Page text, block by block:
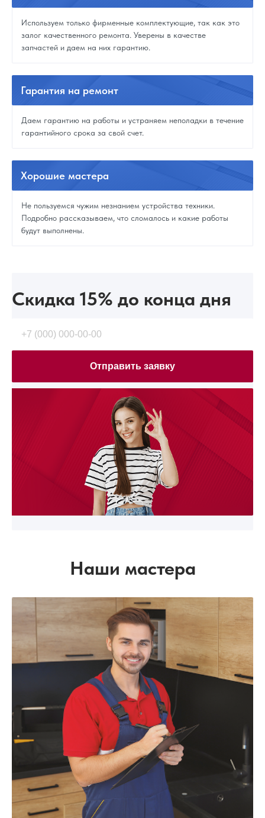
Используем только фирменные комплектующие, так как это
залог качественного ремонта. Уверены в качестве
запчастей и даем на них гарантию.
Гарантия на ремонт
Даем гарантию на работы и устраняем неполадки в течение
гарантийного срока за свой счет.
Хорошие мастера
Не пользуемся чужим незнанием устройства техники.
Подробно рассказываем, что сломалось и какие работы
будут выполнены.
Скидка 15% до конца дня
Отправить заявку
Наши мастера